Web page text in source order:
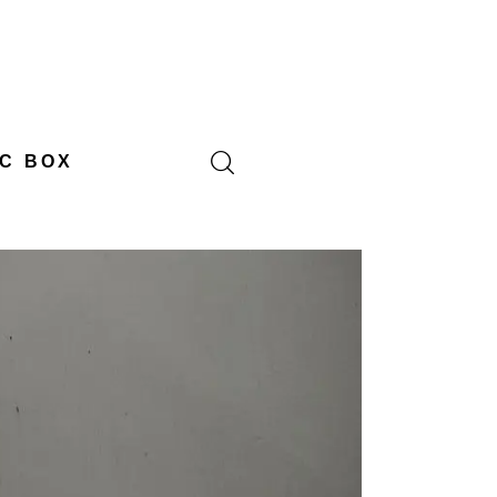
BOX